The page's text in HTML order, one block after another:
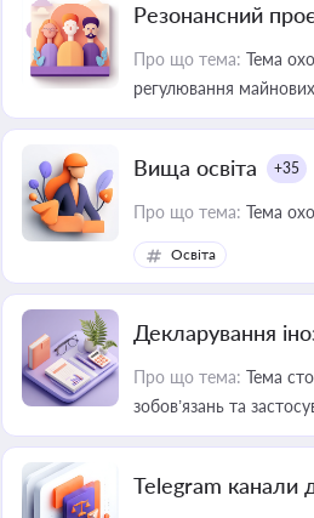
Резонансний
Про що тема: Тема
регулювання
Вища освіта +35
Про що тема: Тема
Освіта
Декларування
Про що тема: Тема
зобов’язань та
Telegram канали